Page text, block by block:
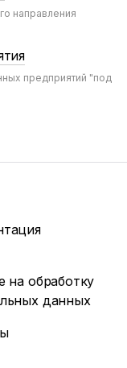
направления
предприятий "под
на обработку
данных